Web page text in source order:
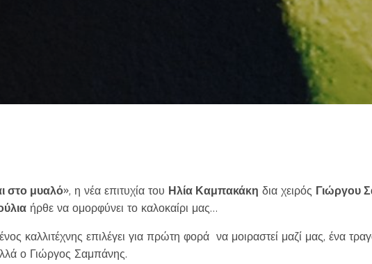
στο μυαλό», η νέα επιτυχία του Ηλία Καμπακάκη δια χειρός Γιώργου
ήρθε να ομορφύνει το καλοκαίρι μας…
καλλιτέχνης επιλέγει για πρώτη φορά να μοιραστεί μαζί μας, ένα
ο Γιώργος Σαμπάνης.